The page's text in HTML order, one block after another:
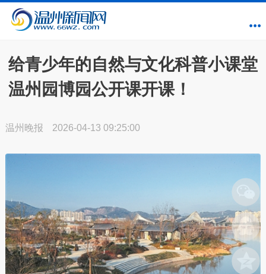
给青少年的自然与文化科普小课堂
温州园博园公开课开课！
温州晚报 2026-04-13 09:25:00